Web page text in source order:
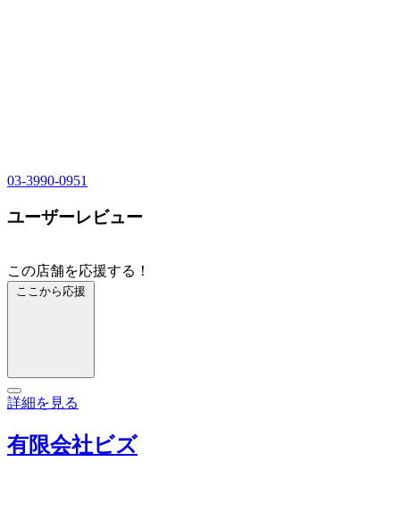
03-3990-0951
ユーザーレビュー
この店舗を応援する！
ここから応援
詳細を見る
有限会社ビズ